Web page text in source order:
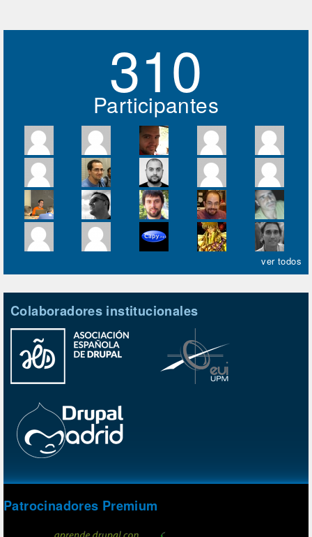
310
Participantes
ver todos
Colaboradores institucionales
Patrocinadores Premium